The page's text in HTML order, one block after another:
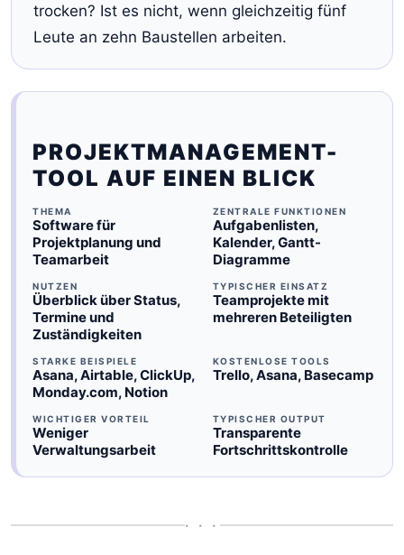
trocken? Ist es nicht, wenn gleichzeitig fünf
Leute an zehn Baustellen arbeiten.
PROJEKTMANAGEMENT-
TOOL AUF EINEN BLICK
THEMA
Software für
Projektplanung und
Teamarbeit
ZENTRALE FUNKTIONEN
Aufgabenlisten,
Kalender, Gantt-
Diagramme
NUTZEN
Überblick über Status,
Termine und
Zuständigkeiten
TYPISCHER EINSATZ
Teamprojekte mit
mehreren Beteiligten
STARKE BEISPIELE
Asana, Airtable, ClickUp,
Monday.com, Notion
KOSTENLOSE TOOLS
Trello, Asana, Basecamp
WICHTIGER VORTEIL
Weniger
Verwaltungsarbeit
TYPISCHER OUTPUT
Transparente
Fortschrittskontrolle
• • •